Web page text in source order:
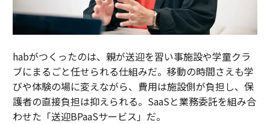
habがつくったのは、親が送迎を習い事施設や学童クラ
ブにまるごと任せられる仕組みだ。移動の時間さえも学
びや体験の場に変えながら、費用は施設側が負担し、保
護者の直接負担は抑えられる。SaaSと業務委託を組み合
わせた「送迎BPaaSサービス」だ。